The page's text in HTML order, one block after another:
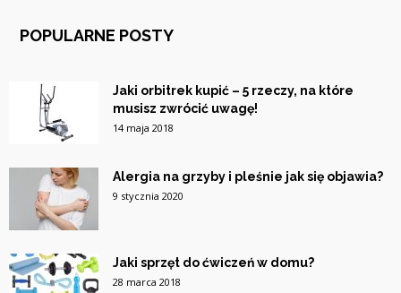
POPULARNE POSTY
Jaki orbitrek kupić – 5 rzeczy, na które
musisz zwrócić uwagę!
14 maja 2018
Alergia na grzyby i pleśnie jak się objawia?
9 stycznia 2020
Jaki sprzęt do ćwiczeń w domu?
28 marca 2018